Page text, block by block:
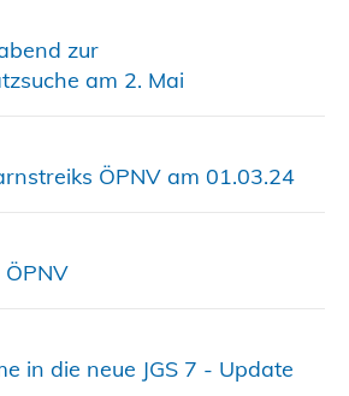
zur
am 2. Mai
ÖPNV am 01.03.24
in die neue JGS 7 - Update